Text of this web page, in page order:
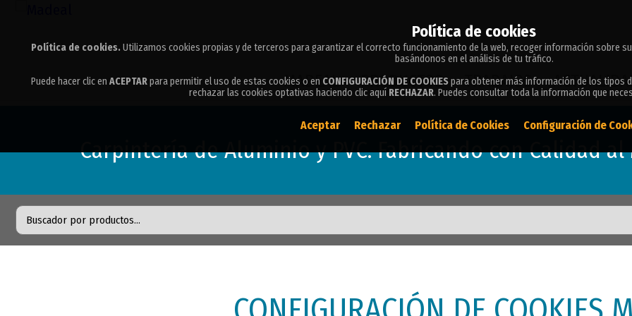
MADEAL PRODUCTOS TRABAJOS
Carpintería de Aluminio y PVC. Fabricando con Calidad al
Política de cookies
Política de cookies.Utilizamos cookies propias y de terceros para garantizar el correcto funcionamiento de la web, recoger información sobre
basándonos en el análisis de tu tráfico.
Puede hacer clic en ACEPTARpara permitir el uso de estas cookies o en CONFIGURACIÓN DE COOKIESpara obtener más información de los tipos
rechazar las cookies optativas haciendo clic aquí RECHAZAR. Puedes consultar toda la información que
Aceptar Rechazar Política de Cookies Configuración de
Política de cookies
Política de cookies.Utilizamos cookies propias y de terceros para garantizar el correcto funcionamiento de la web, recoger información sobre
basándonos en el análisis de tu tráfico.
Puede hacer clic en ACEPTARpara permitir el uso de estas cookies o en CONFIGURACIÓN DE COOKIESpara obtener más información de los tipos
rechazar las cookies optativas haciendo clic aquí RECHAZAR. Puedes consultar toda la información que
Aceptar Rechazar Política de Cookies Configuración de